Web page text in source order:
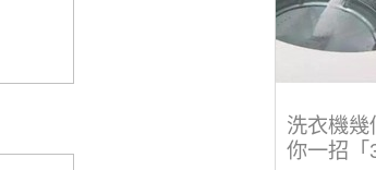
洗衣機幾
你一招「